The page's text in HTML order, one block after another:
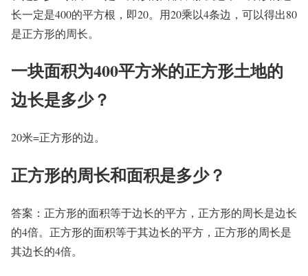
长一定是400的平方根，即20。用20乘以4条边，可以得出80
是正方形的周长。
一块面积为400平方米的正方形土地的
边长是多少？
20米=正方形的边。
正方形的周长和面积是多少？
答案：正方形的面积等于边长的平方，正方形的周长是边长
的4倍。正方形的面积等于其边长的平方，正方形的周长是
其边长的4倍。